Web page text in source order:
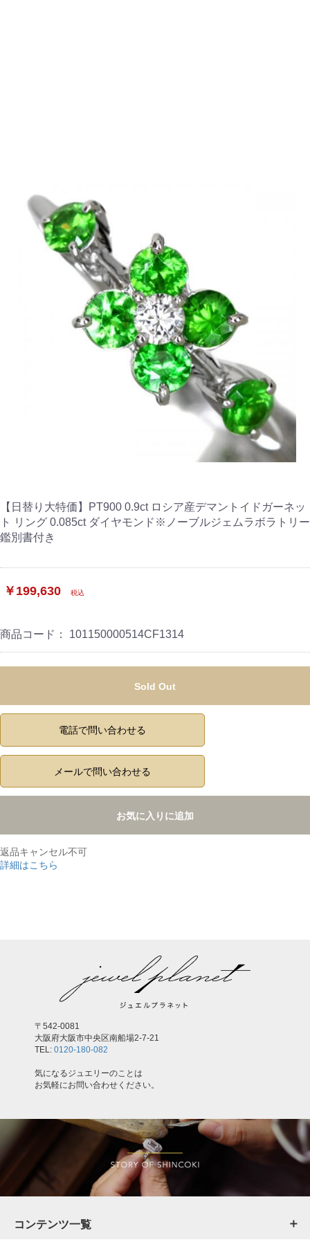
【日替り大特価】PT900 0.9ct ロシア産デマントイドガーネッ
ト リング 0.085ct ダイヤモンド※ノーブルジェムラボラトリー
鑑別書付き
￥199,630 税込
商品コード： 101150000514CF1314
Sold Out
電話で問い合わせる
メールで問い合わせる
お気に入りに追加
返品キャンセル不可
詳細はこちら
〒542-0081
大阪府大阪市中央区南船場2-7-21
TEL: 0120-180-082
気になるジュエリーのことは
お気軽にお問い合わせください。
コンテンツ一覧